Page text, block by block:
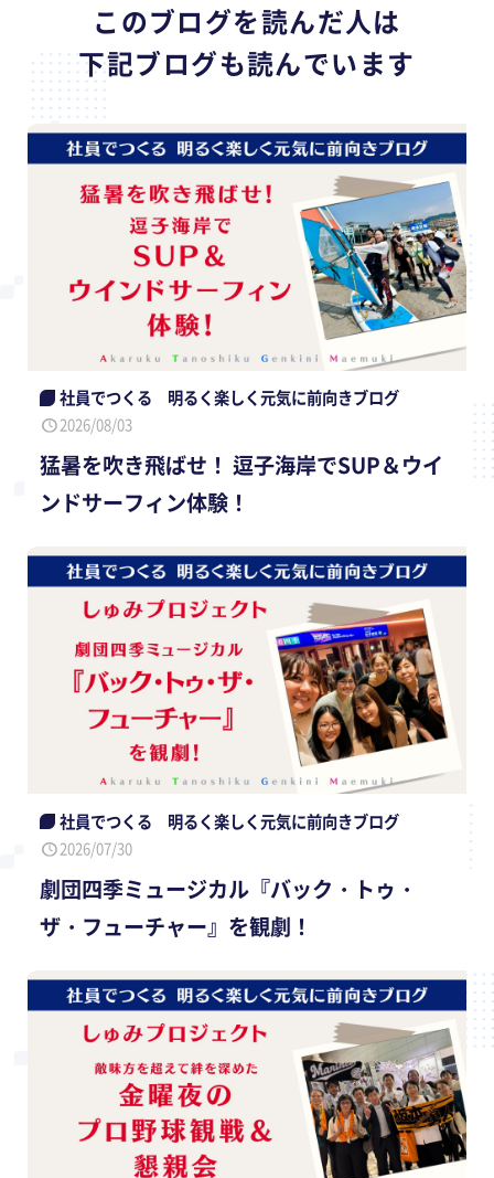
このブログを読んだ人は
下記ブログも読んでいます
社員でつくる 明るく楽しく元気に前向きブログ
2026/08/03
猛暑を吹き飛ばせ！ 逗子海岸でSUP＆ウイ
ンドサーフィン体験！
社員でつくる 明るく楽しく元気に前向きブログ
2026/07/30
劇団四季ミュージカル『バック・トゥ・
ザ・フューチャー』を観劇！